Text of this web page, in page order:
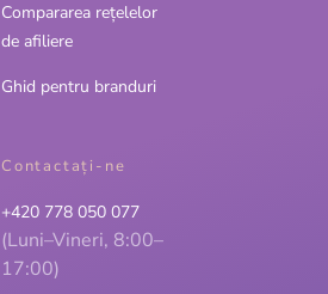
Compararea rețelelor
de afiliere
Ghid pentru branduri
Contactaţi-ne
+420 778 050 077
(Luni–Vineri, 8:00–
17:00)